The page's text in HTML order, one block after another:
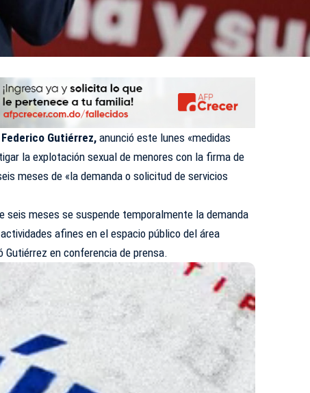
Federico Gutiérrez, anunció este lunes «medidas
la explotación sexual de menores con la firma de
meses de «la demanda o solicitud de servicios
seis meses se suspende temporalmente la demanda
afines en el espacio público del área
en conferencia de prensa.